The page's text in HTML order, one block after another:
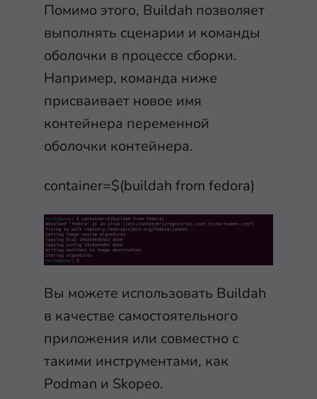
Помимо этого, Buildah позволяет
выполнять сценарии и команды
оболочки в процессе сборки.
Например, команда ниже
присваивает новое имя
контейнера переменной
оболочки контейнера.
container=$(buildah from fedora)
Вы можете использовать Buildah
в качестве самостоятельного
приложения или совместно с
такими инструментами, как
Podman и Skopeo.